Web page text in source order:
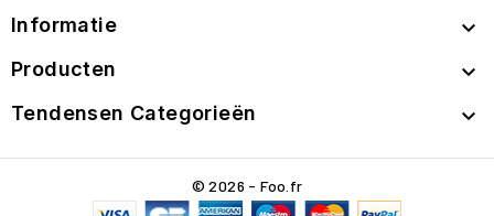
Informatie 
Producten 
Tendensen Categorieën 
© 2026 - Foo.fr